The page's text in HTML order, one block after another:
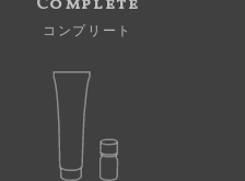
コンプリート